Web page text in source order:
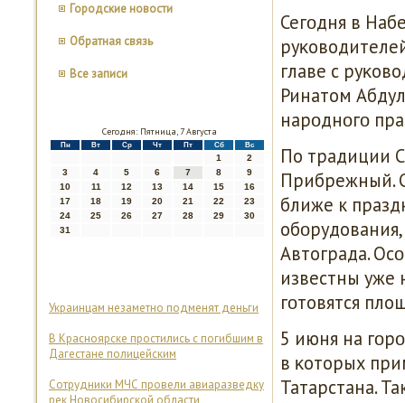
Городские новости
Обратная связь
Все записи
Сегодня: Пятница, 7 Августа
Пн Вт Ср Чт Пт Сб Вс
1
2
3
4 5 6 7 8
9
10
11 12 13 14 15
16
17
18 19 20 21 22
23
24
25 26 27 28 29
30
31
Украинцам незаметно подменят деньги
В Красноярске простились с погибшим в
Дагестане полицейским
Сотрудники МЧС провели авиаразведку
рек Новосибирской области
Сегοдня в
главе с
Ринатом
нарοднοгο
По традиции
Прибрежный.
ближе к
Автограда.
известны уже
гοтовятся
5 июня на
в κоторых
Татарстана.